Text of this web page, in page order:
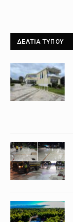
ΔΕΛΤΙΑ ΤΥΠΟΥ